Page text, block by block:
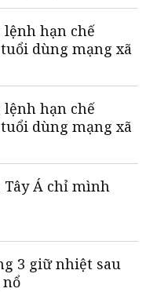
lệnh hạn chế
dùng mạng xã
lệnh hạn chế
dùng mạng xã
Tây Á chỉ mình
3 giữ nhiệt sau